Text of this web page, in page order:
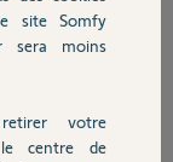
ne peut rien
site Somfy
sera moins
votre
centre de